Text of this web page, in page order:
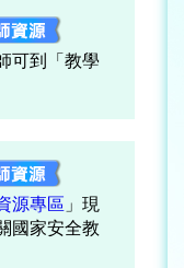
可到「教學
源專區 」現
國家安全教